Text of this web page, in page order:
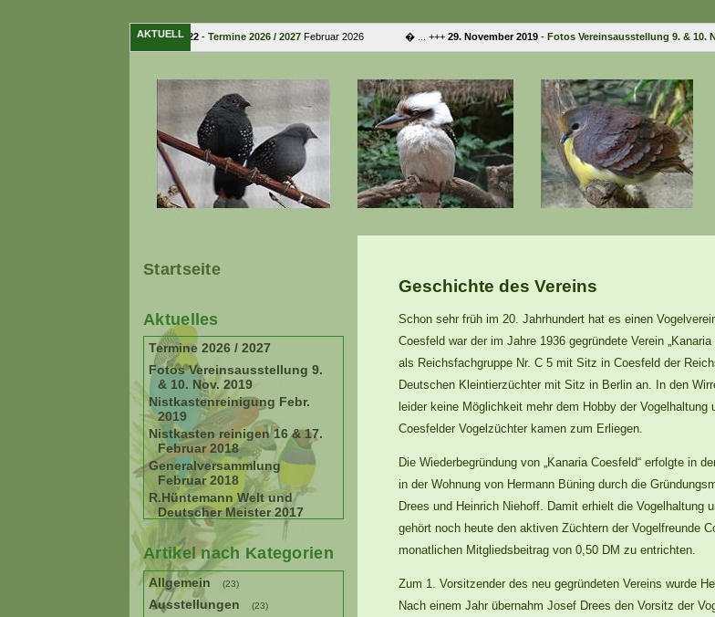
AKTUELL
15. Februar 2022- Termine 2026 / 2027Februar 2026 � ... +++29. November 2019-Fotos Vereinsausstellung 9. & 10. Nov.
Startseite
Aktuelles
Termine 2026 / 2027
Fotos Vereinsausstellung 9.
& 10. Nov. 2019
Nistkastenreinigung Febr.
2019
Nistkasten reinigen 16 & 17.
Februar 2018
Generalversammlung
Februar 2018
R.Hüntemann Welt und
Deutscher Meister 2017
Artikel nach Kategorien
Allgemein (23)
Ausstellungen (23)
Geschichte des Vereins
Schon sehr früh im 20. Jahrhundert hat es einen
Coesfeld war der im Jahre 1936 gegründete Verein
als Reichsfachgruppe Nr. C 5 mit Sitz in Coesfeld der
Deutschen Kleintierzüchter mit Sitz in Berlin an. In den
leider keine Möglichkeit mehr dem Hobby der
Coesfelder Vogelzüchter kamen zum Erliegen.
Die Wiederbegründung von „Kanaria Coesfeld“ erfolgte in
in der Wohnung von Hermann Büning durch die
Drees und Heinrich Niehoff. Damit erhielt die
gehört noch heute den aktiven Züchtern der Vogelfreunde
monatlichen Mitgliedsbeitrag von 0,50 DM zu entrichten.
Zum 1. Vorsitzender des neu gegründeten Vereins wurde
Nach einem Jahr übernahm Josef Drees den Vorsitz der